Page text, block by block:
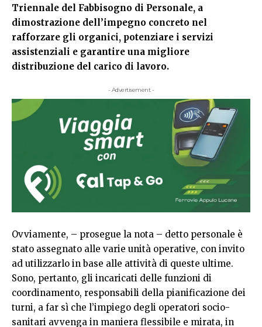
Triennale del Fabbisogno di Personale, a
dimostrazione dell’impegno concreto nel
rafforzare gli organici, potenziare i servizi
assistenziali e garantire una migliore
distribuzione del carico di lavoro.
- Advertisement -
Ovviamente, – prosegue la nota – detto personale è
stato assegnato alle varie unità operative, con invito
ad utilizzarlo in base alle attività di queste ultime.
Sono, pertanto, gli incaricati delle funzioni di
coordinamento, responsabili della pianificazione dei
turni, a far sì che l’impiego degli operatori socio-
sanitari avvenga in maniera flessibile e mirata, in